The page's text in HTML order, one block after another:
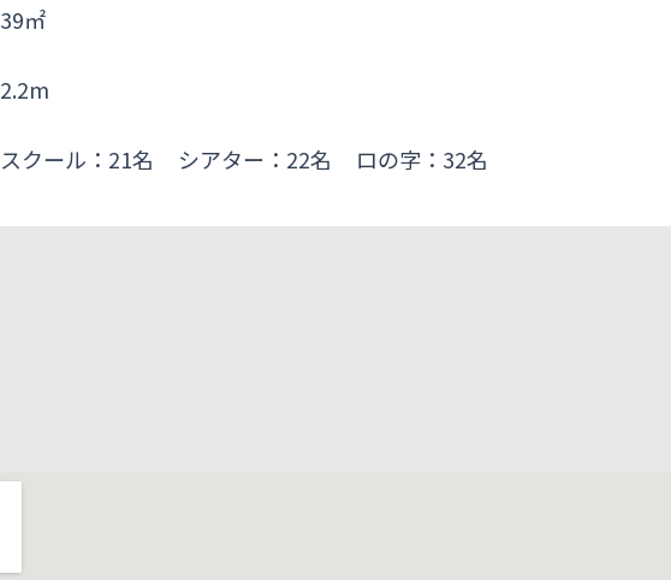
39㎡
2.2m
スクール：21名 シアター：22名 ロの字：32名